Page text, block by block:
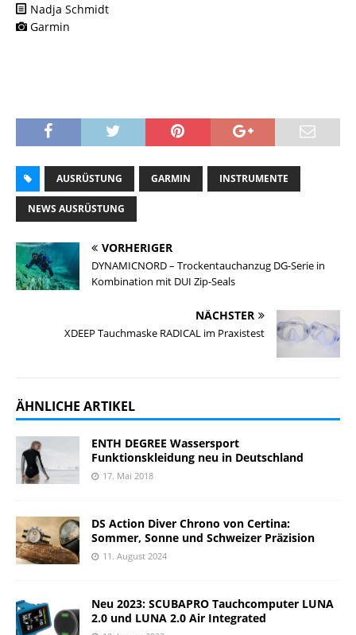
Nadja Schmidt
Garmin
AUSRÜSTUNG GARMIN INSTRUMENTE
NEWS AUSRÜSTUNG
VORHERIGER
DYNAMICNORD – Trockentauchanzug DG-Serie in
Kombination mit DUI Zip-Seals
NÄCHSTER
XDEEP Tauchmaske RADICAL im Praxistest
ÄHNLICHE ARTIKEL
ENTH DEGREE Wassersport
Funktionskleidung neu in Deutschland
17. Mai 2018
DS Action Diver Chrono von Certina:
Sommer, Sonne und Schweizer Präzision
11. August 2024
Neu 2023: SCUBAPRO Tauchcomputer LUNA
2.0 und LUNA 2.0 Air Integrated